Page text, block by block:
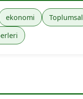
ekonomi Toplumsal